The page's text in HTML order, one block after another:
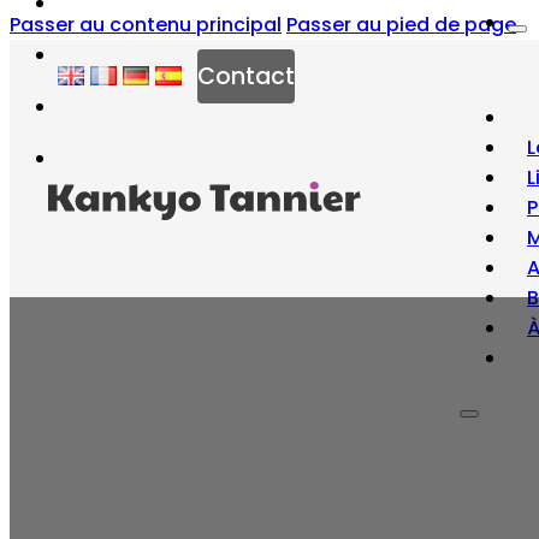
Passer au contenu principal Passer au pied de page
Contact